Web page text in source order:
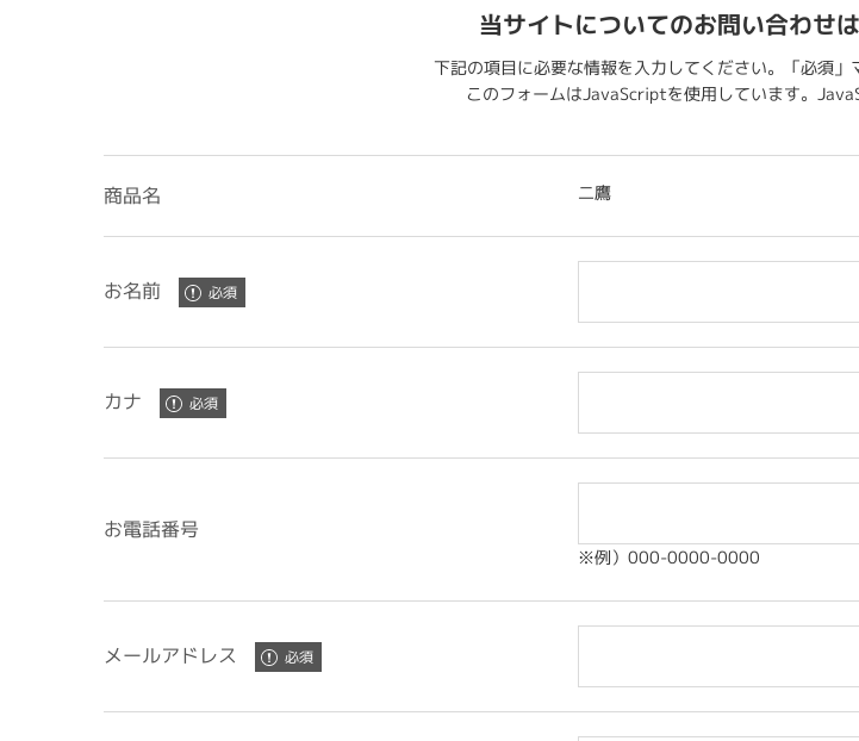
当サイトについてのお問い合わせ
下記の項目に必要な情報を入力してください。「必須」
このフォームはJavaScriptを使用しています。
商品名 二鷹
お名前
カナ
お電話番号
※例）000-0000-0000
メールアドレス